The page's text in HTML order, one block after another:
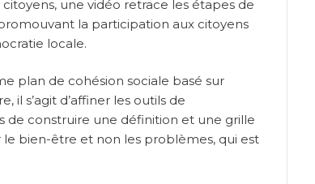
une vidéo retrace les étapes de
la participation aux citoyens
locale.
plan de cohésion sociale basé sur
il s’agit d’affiner les outils de
de construire une définition et une grille
bien-être et non les problèmes, qui est